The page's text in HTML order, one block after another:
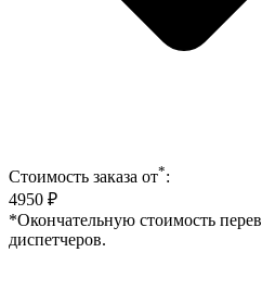
Стоимость заказа от*:
4950 ₽
*Окончательную стоимость
диспетчеров.